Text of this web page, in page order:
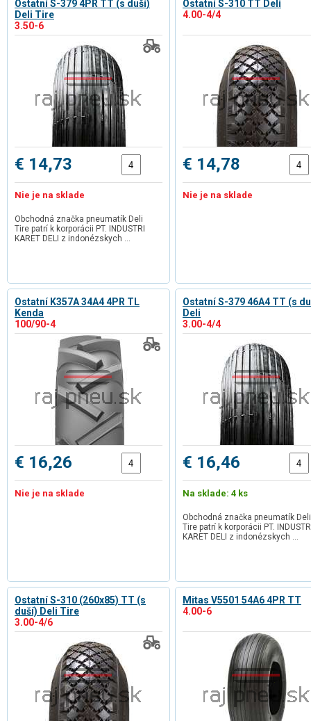
Ostatní S-379 4PR TT (s duší)
Deli Tire
3.50-6
€ 14,73
Nie je na sklade
Obchodná značka pneumatík Deli
Tire patrí k korporácii PT. INDUSTRI
KARET DELI z indonézskych …
Ostatní S-310 TT Deli
4.00-4/4
€ 14,78
Nie je na sklade
Ostatní K357A 34A4 4PR TL
Kenda
100/90-4
€ 16,26
Nie je na sklade
Ostatní S-379 46A4 TT (s
Deli
3.00-4/4
€ 16,46
Na sklade: 4 ks
Obchodná značka pneumatík Deli
Tire patrí k korporácii PT.
KARET DELI z indonézskych …
Ostatní S-310 (260x85) TT (s
duší) Deli Tire
3.00-4/6
Mitas V5501 54A6 4PR TT
4.00-6